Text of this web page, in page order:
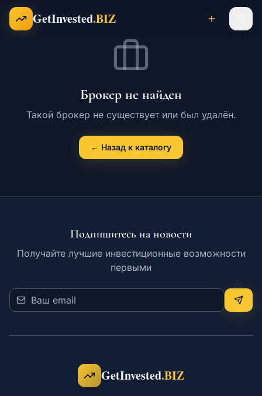
Перейти к содержимому
GetInvested.BIZ
Бизнесы
Франшизы
Карьера
Обучение
Брокер не найден
Такой брокер не существует или был удалён.
← Назад к каталогу
Подпишитесь на новости
Получайте лучшие инвестиционные возможности
первыми
GetInvested.BIZ